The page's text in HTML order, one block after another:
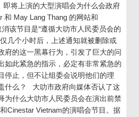
将上演的大型演唱会为什么会政府
和 May Lang Thang 的网站和
该节目是“遵循大叻市人民委员会的
几个小时后，上述通知就被删除或
府的这一黑幕行为，引发了巨大的问
如此紧急的指示，必定有非常紧急的
停止，但不让组委会说明他们的理
什么？ 大叻市政府向媒体否认了这
为什么大叻市人民委员会在演出前禁
Cinestar Vietnam的演唱会节目。据